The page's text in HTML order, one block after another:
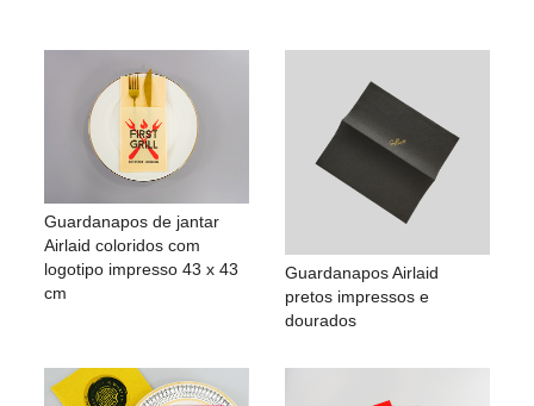
Guardanapos de jantar
Airlaid coloridos com
logotipo impresso 43 x 43
cm
Guardanapos Airlaid
pretos impressos e
dourados